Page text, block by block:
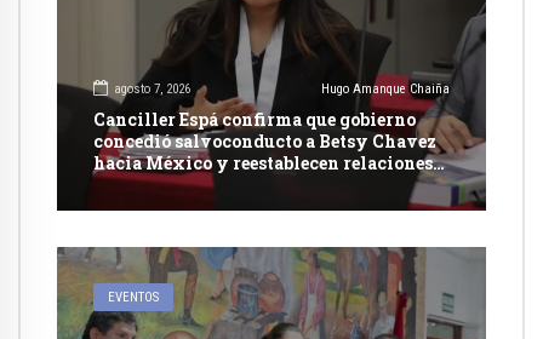
agosto 7, 2026 Hugo Amanque Chaiña
Canciller Espá confirma que gobierno
concedió salvoconducto a Betsy Chavez
hacia México y reestablecen relaciones
con dicho país
EVENTOS